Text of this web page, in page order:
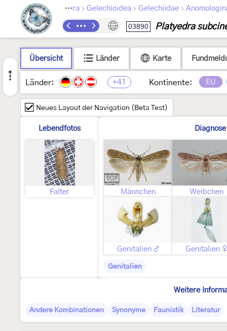
Lepidoptera › Gelechioidea › Gelechiidae ›
03890 Platyedra
Übersicht Länder Karte
Länder: +41 Kontinente: EU
Neues Layout der Navigation (Beta Test)
Lebendfotos
Falter
Diagnose
Männchen Weibchen
Genitalien ♂ Genitalien ♀
Genitalien
Weitere
Andere Kombinationen Synonyme Faunistik Literatur